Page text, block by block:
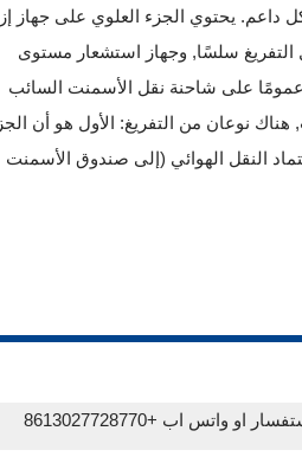
يحتوي الجزء العلوي على جهاز
سلسًا, وجهاز استشعار مستوى
على شاحنة نقل الأسمنت السائب
نوعان من التفريغ: الأول هو أن
النقل الهوائي (إلى صندوق الأسمنت
او واتس اب +8613027728770